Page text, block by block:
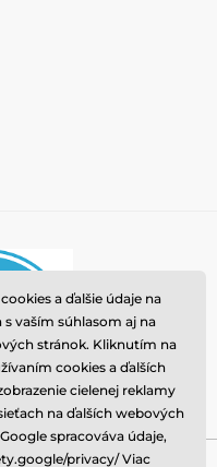
a ďalšie údaje na
vaším súhlasom aj na
stránok. Kliknutím na
cookies a ďalších
cielenej reklamy
na ďalších webových
spracováva údaje,
privacy/ Viac